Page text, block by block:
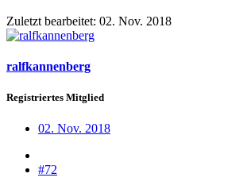
Zuletzt bearbeitet: 02. Nov. 2018
ralfkannenberg
Registriertes Mitglied
02. Nov. 2018
#72